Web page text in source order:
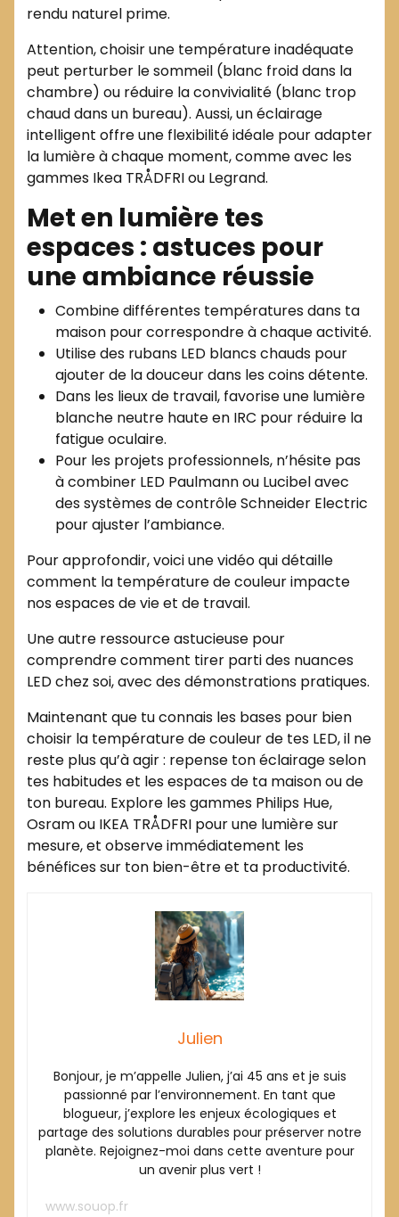
rendu naturel prime.
Attention, choisir une température inadéquate
peut perturber le sommeil (blanc froid dans la
chambre) ou réduire la convivialité (blanc trop
chaud dans un bureau). Aussi, un éclairage
intelligent offre une flexibilité idéale pour adapter
la lumière à chaque moment, comme avec les
gammes Ikea TRÅDFRI ou Legrand.
Met en lumière tes
espaces : astuces pour
une ambiance réussie
Combine différentes températures dans ta
maison pour correspondre à chaque activité.
Utilise des rubans LED blancs chauds pour
ajouter de la douceur dans les coins détente.
Dans les lieux de travail, favorise une lumière
blanche neutre haute en IRC pour réduire la
fatigue oculaire.
Pour les projets professionnels, n’hésite pas
à combiner LED Paulmann ou Lucibel avec
des systèmes de contrôle Schneider Electric
pour ajuster l’ambiance.
Pour approfondir, voici une vidéo qui détaille
comment la température de couleur impacte
nos espaces de vie et de travail.
Une autre ressource astucieuse pour
comprendre comment tirer parti des nuances
LED chez soi, avec des démonstrations pratiques.
Maintenant que tu connais les bases pour bien
choisir la température de couleur de tes LED, il ne
reste plus qu’à agir : repense ton éclairage selon
tes habitudes et les espaces de ta maison ou de
ton bureau. Explore les gammes Philips Hue,
Osram ou IKEA TRÅDFRI pour une lumière sur
mesure, et observe immédiatement les
bénéfices sur ton bien-être et ta productivité.
Julien
Bonjour, je m’appelle Julien, j’ai 45 ans et je suis
passionné par l’environnement. En tant que
blogueur, j’explore les enjeux écologiques et
partage des solutions durables pour préserver notre
planète. Rejoignez-moi dans cette aventure pour
un avenir plus vert !
www.souop.fr